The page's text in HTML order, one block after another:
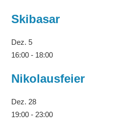
Skibasar
Dez. 5
16:00- 18:00
Nikolausfeier
Dez. 28
19:00- 23:00